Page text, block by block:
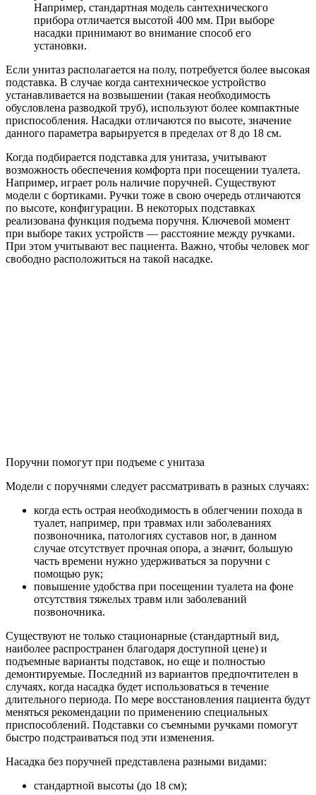
Например, стандартная модель сантехнического
прибора отличается высотой 400 мм. При выборе
насадки принимают во внимание способ его
установки.
Если унитаз располагается на полу, потребуется более высокая
подставка. В случае когда сантехническое устройство
устанавливается на возвышении (такая необходимость
обусловлена разводкой труб), используют более компактные
приспособления. Насадки отличаются по высоте, значение
данного параметра варьируется в пределах от 8 до 18 см.
Когда подбирается подставка для унитаза, учитывают
возможность обеспечения комфорта при посещении туалета.
Например, играет роль наличие поручней. Существуют
модели с бортиками. Ручки тоже в свою очередь отличаются
по высоте, конфигурации. В некоторых подставках
реализована функция подъема поручня. Ключевой момент
при выборе таких устройств — расстояние между ручками.
При этом учитывают вес пациента. Важно, чтобы человек мог
свободно расположиться на такой насадке.
Поручни помогут при подъеме с унитаза
Модели с поручнями следует рассматривать в разных случаях:
когда есть острая необходимость в облегчении похода в
туалет, например, при травмах или заболеваниях
позвоночника, патологиях суставов ног, в данном
случае отсутствует прочная опора, а значит, большую
часть времени нужно удерживаться за поручни с
помощью рук;
повышение удобства при посещении туалета на фоне
отсутствия тяжелых травм или заболеваний
позвоночника.
Существуют не только стационарные (стандартный вид,
наиболее распространен благодаря доступной цене) и
подъемные варианты подставок, но еще и полностью
демонтируемые. Последний из вариантов предпочтителен в
случаях, когда насадка будет использоваться в течение
длительного периода. По мере восстановления пациента будут
меняться рекомендации по применению специальных
приспособлений. Подставки со съемными ручками помогут
быстро подстраиваться под эти изменения.
Насадка без поручней представлена разными видами:
стандартной высоты (до 18 см);